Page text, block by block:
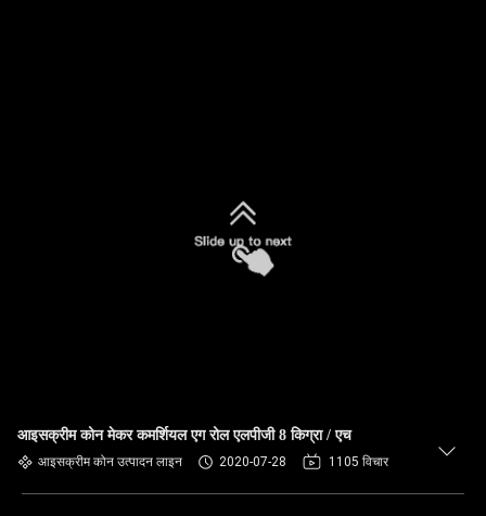
आइसक्रीम कोन मेकर कमर्शियल एग रोल एलपीजी 8 किग्रा / एच
आइसक्रीम कोन उत्पादन लाइन 2020-07-28 1105 विचार